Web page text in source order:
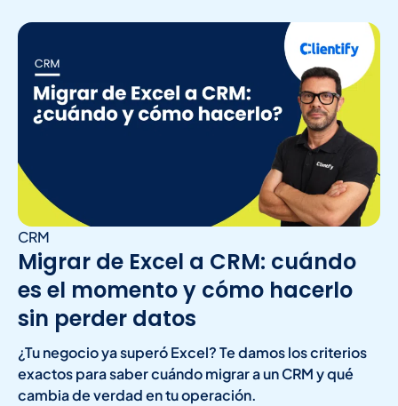
CRM
Migrar de Excel a CRM: cuándo
es el momento y cómo hacerlo
sin perder datos
¿Tu negocio ya superó Excel? Te damos los criterios
exactos para saber cuándo migrar a un CRM y qué
cambia de verdad en tu operación.